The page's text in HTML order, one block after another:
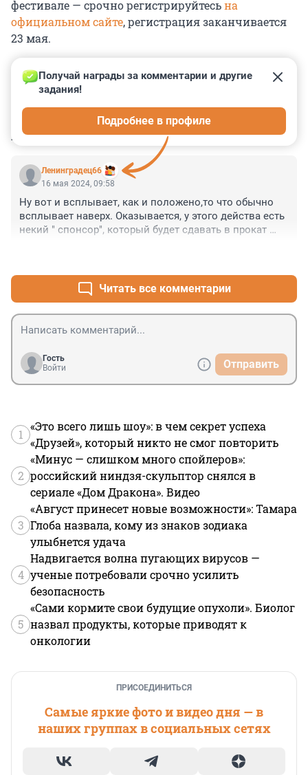
фестивале — срочно регистрируйтесьна
официальном сайте, регистрация заканчивается
23 мая.
КОММЕНТАРИИ 1
Ленинградец66
Получай награды за комментарии и другие
задания!
Подробнее в профиле
16 мая 2024, 09:58
Ну вот и всплывает, как и положено,то что обычно
всплывает наверх. Оказывается, у этого действа есть
некий " спонсор", который будет сдавать в прокат
автомобилистов, авансом заплативших за право
круглосуточного проезда по ЗСД.
Читать все комментарии
Гость
Войти
Отправить
1
«Это всего лишь шоу»: в чем секрет успеха
«Друзей», который никто не смог повторить
2
«Минус — слишком много спойлеров»:
российский ниндзя-скульптор снялся в
сериале «Дом Дракона». Видео
3
«Август принесет новые возможности»: Тамара
Глоба назвала, кому из знаков зодиака
улыбнется удача
4
Надвигается волна пугающих вирусов —
ученые потребовали срочно усилить
безопасность
5
«Сами кормите свои будущие опухоли». Биолог
назвал продукты, которые приводят к
онкологии
ПРИСОЕДИНИТЬСЯ
Самые яркие фото и видео дня — в
наших группах в социальных сетях